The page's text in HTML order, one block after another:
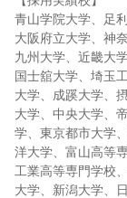
青山学院大学、足
大阪府立大学、神
九州大学、近畿大
国士舘大学、埼玉
大学、成蹊大学、
大学、中央大学、
学、東京都市大学
洋大学、富山高等
工業高等専門学校
大学、新潟大学、